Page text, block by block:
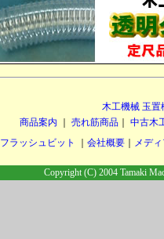
木工機械 玉置
商品案内
売れ筋商品｜
中古木
フラッシュビット
会社概要 メデ
Copyright (C) 2004 Tamaki